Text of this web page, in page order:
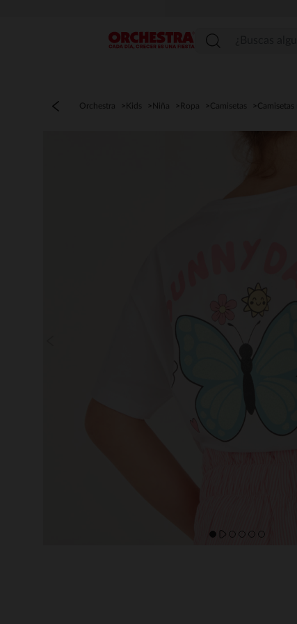
Menú
Orchestra Kids Niña Ropa Camisetas Camisetas